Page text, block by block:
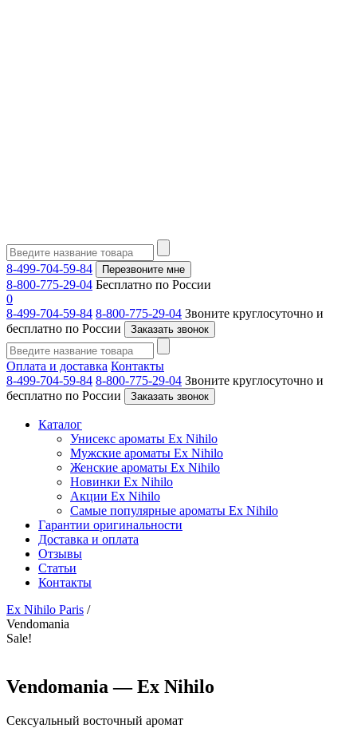
8-499-704-59-84 Перезвоните мне
8-800-775-29-04 Бесплатно по России
0
8-499-704-59-84 8-800-775-29-04 Звоните круглосуточно и
бесплатно по России
Заказать звонок
Оплата и доставка Контакты
8-499-704-59-84 8-800-775-29-04 Звоните круглосуточно и
бесплатно по России
Заказать звонок
Каталог
Унисекс ароматы Ex Nihilo
Мужские ароматы Ex Nihilo
Женские ароматы Ex Nihilo
Новинки Ex Nihilo
Акции Ex Nihilo
Самые популярные ароматы Ex Nihilo
Гарантии оригинальности
Доставка и оплата
Отзывы
Статьи
Контакты
Ex Nihilo Paris /
Vendomania
Sale!
Vendomania — Ex Nihilo
Сексуальный восточный аромат